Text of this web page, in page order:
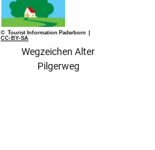
© Tourist Information Paderborn |
CC-BY-SA
Wegzeichen Alter
Pilgerweg